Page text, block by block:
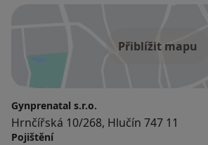
Přiblížit mapu
Gynprenatal s.r.o.
Hrnčířská 10/268, Hlučín 747 11
Pojištění